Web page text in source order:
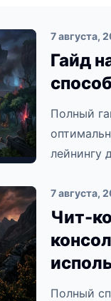
7 августа,
Гайд
Полный
лейнингу
7 августа,
Чит-
Полный